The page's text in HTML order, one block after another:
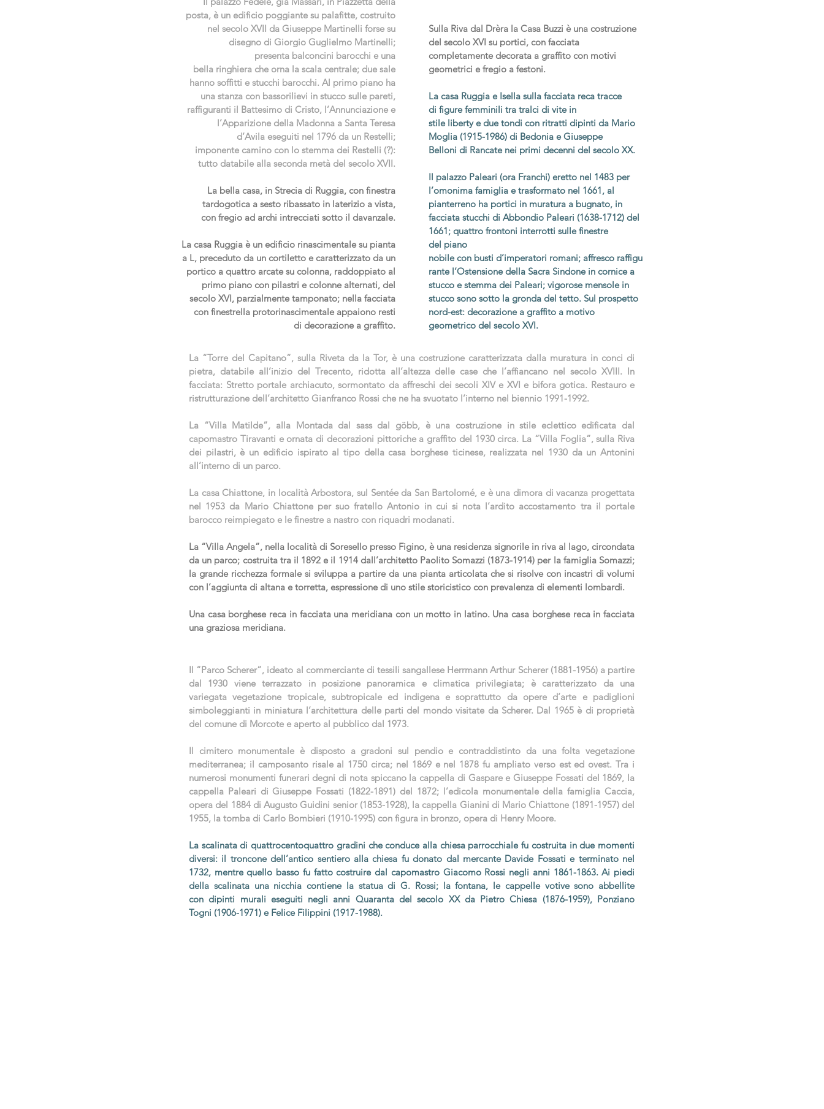
posta, è un edificio poggiante su palafitte, costruito
nel secolo XVII da Giuseppe Martinelli forse su
disegno di Giorgio Guglielmo Martinelli;
presenta balconcini barocchi e una
bella ringhiera che orna la scala centrale; due sale
hanno soffitti e stucchi barocchi. Al primo piano ha
una stanza con bassorilievi in stucco sulle pareti,
raffiguranti il Battesimo di Cristo, l’Annunciazione e
l’Apparizione della Madonna a Santa Teresa
d’Avila eseguiti nel 1796 da un Restelli;
imponente camino con lo stemma dei Restelli (?):
tutto databile alla seconda metà del secolo XVII.
La bella casa, in Strecia di Ruggia, con finestra
tardogotica a sesto ribassato in laterizio a vista,
con fregio ad archi intrecciati sotto il davanzale.
La casa Ruggia è un edificio rinascimentale su pianta
a L, preceduto da un cortiletto e caratterizzato da un
portico a quattro arcate su colonna, raddoppiato al
primo piano con pilastri e colonne alternati, del
secolo XVI, parzialmente tamponato; nella facciata
con finestrella protorinascimentale appaiono resti
di decorazione a graffito.
Sulla Riva dal Drèra la Casa Buzzi è una costruzione
del secolo XVI su portici, con facciata
completamente decorata a graffito con motivi
geometrici e fregio a festoni.
La casa Ruggia e Isella sulla facciata reca tracce
di figure femminili tra tralci di vite in
stile liberty e due tondi con ritratti dipinti da Mario
Moglia (1915-1986) di Bedonia e Giuseppe
Belloni di Rancate nei primi decenni del secolo XX.
Il palazzo Paleari (ora Franchi) eretto nel 1483 per
l’omonima famiglia e trasformato nel 1661, al
pianterreno ha portici in muratura a bugnato, in
facciata stucchi di Abbondio Paleari (1638-1712) del
1661; quattro frontoni interrotti sulle finestre
del piano
nobile con busti d’imperatori romani; affresco raffigu
rante l’Ostensione della Sacra Sindone in cornice a
stucco e stemma dei Paleari; vigorose mensole in
stucco sono sotto la gronda del tetto. Sul prospetto
nord-est: decorazione a graffito a motivo
geometrico del secolo XVI.
La “Torre del Capitano”, sulla Riveta da la Tor, è una costruzione caratterizzata dalla muratura in conci di
pietra, databile all’inizio del Trecento, ridotta all’altezza delle case che l’affiancano nel secolo XVIII. In
facciata: Stretto portale archiacuto, sormontato da affreschi dei secoli XIV e XVI e bifora gotica. Restauro e
ristrutturazione dell’architetto Gianfranco Rossi che ne ha svuotato l’interno nel biennio 1991-1992.
La “Villa Matilde”, alla Montada dal sass dal göbb, è una costruzione in stile eclettico edificata dal
capomastro Tiravanti e ornata di decorazioni pittoriche a graffito del 1930 circa. La “Villa Foglia”, sulla Riva
dei pilastri, è un edificio ispirato al tipo della casa borghese ticinese, realizzata nel 1930 da un Antonini
all’interno di un parco.
La casa Chiattone, in località Arbostora, sul Sentée da San Bartolomé, e è una dimora di vacanza progettata
nel 1953 da Mario Chiattone per suo fratello Antonio in cui si nota l’ardito accostamento tra il portale
barocco reimpiegato e le finestre a nastro con riquadri modanati.
La “Villa Angela”, nella località di Soresello presso Figino, è una residenza signorile in riva al lago, circondata
da un parco; costruita tra il 1892 e il 1914 dall’architetto Paolito Somazzi (1873-1914) per la famiglia Somazzi;
la grande ricchezza formale si sviluppa a partire da una pianta articolata che si risolve con incastri di volumi
con l’aggiunta di altana e torretta, espressione di uno stile storicistico con prevalenza di elementi lombardi.
Una casa borghese reca in facciata una meridiana con un motto in latino. Una casa borghese reca in facciata
una graziosa meridiana.
Il “Parco Scherer”, ideato al commerciante di tessili sangallese Herrmann Arthur Scherer (1881-1956) a partire
dal 1930 viene terrazzato in posizione panoramica e climatica privilegiata; è caratterizzato da una
variegata vegetazione tropicale, subtropicale ed indigena e soprattutto da opere d’arte e padiglioni
simboleggianti in miniatura l’architettura delle parti del mondo visitate da Scherer. Dal 1965 è di proprietà
del comune di Morcote e aperto al pubblico dal 1973.
Il cimitero monumentale è disposto a gradoni sul pendio e contraddistinto da una folta vegetazione
mediterranea; il camposanto risale al 1750 circa; nel 1869 e nel 1878 fu ampliato verso est ed ovest. Tra i
numerosi monumenti funerari degni di nota spiccano la cappella di Gaspare e Giuseppe Fossati del 1869, la
cappella Paleari di Giuseppe Fossati (1822-1891) del 1872; l’edicola monumentale della famiglia Caccia,
opera del 1884 di Augusto Guidini senior (1853-1928), la cappella Gianini di Mario Chiattone (1891-1957) del
1955, la tomba di Carlo Bombieri (1910-1995) con figura in bronzo, opera di Henry Moore.
La scalinata di quattrocentoquattro gradini che conduce alla chiesa parrocchiale fu costruita in due momenti
diversi: il troncone dell’antico sentiero alla chiesa fu donato dal mercante Davide Fossati e terminato nel
1732, mentre quello basso fu fatto costruire dal capomastro Giacomo Rossi negli anni 1861-1863. Ai piedi
della scalinata una nicchia contiene la statua di G. Rossi; la fontana, le cappelle votive sono abbellite
con dipinti murali eseguiti negli anni Quaranta del secolo XX da Pietro Chiesa (1876-1959), Ponziano
Togni (1906-1971) e Felice Filippini (1917-1988).